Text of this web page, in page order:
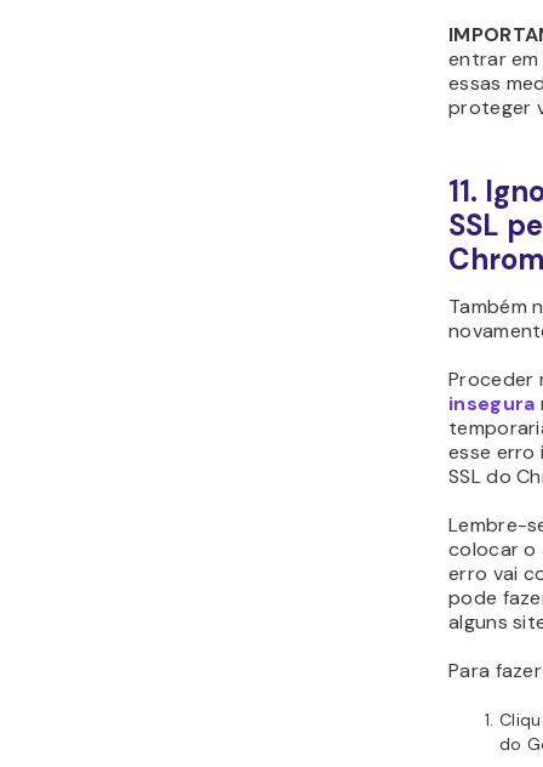
entrar
essas
proteger
11.
SSL
Também
Proceder
insegura
esse erro
SSL do
Lembre-
colocar o
erro vai
pode
alguns
Para
do